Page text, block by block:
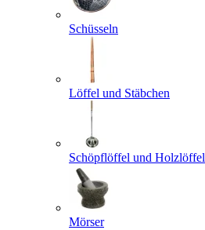
Schüsseln
Löffel und Stäbchen
Schöpflöffel und Holzlöffel
Mörser